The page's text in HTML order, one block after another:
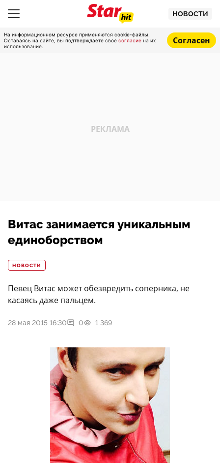
НОВОСТИ
На информационном ресурсе применяются cookie-файлы.
Оставаясь на сайте, вы подтверждаете свое согласие на их
использование.
Согласен
Витас занимается уникальным
единоборством
НОВОСТИ
Певец Витас может обезвредить соперника, не
касаясь даже пальцем.
28 мая 2015 16:30 0 1 369